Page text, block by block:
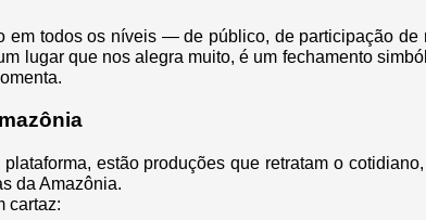
em todos os níveis — de público, de participação de
lugar que nos alegra muito, é um fechamento
estão produções que retratam o
da Amazônia.
cartaz: